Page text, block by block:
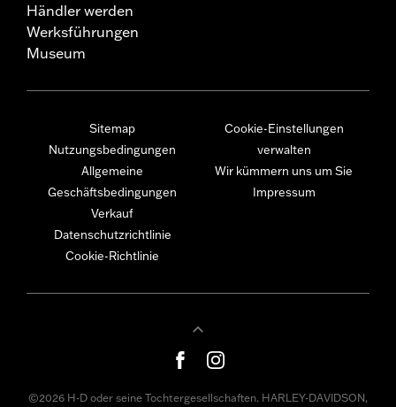
Händler werden
Werksführungen
Museum
Sitemap
Nutzungsbedingungen
Allgemeine
Geschäftsbedingungen
Verkauf
Datenschutzrichtlinie
Cookie-Richtlinie
Cookie-Einstellungen
verwalten
Wir kümmern uns um Sie
Impressum
©2026 H-D oder seine Tochtergesellschaften. HARLEY-DAVIDSON,